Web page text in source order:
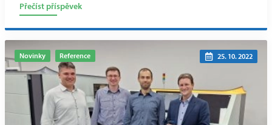
Přečíst příspěvek
Novinky Reference 25. 10. 2022